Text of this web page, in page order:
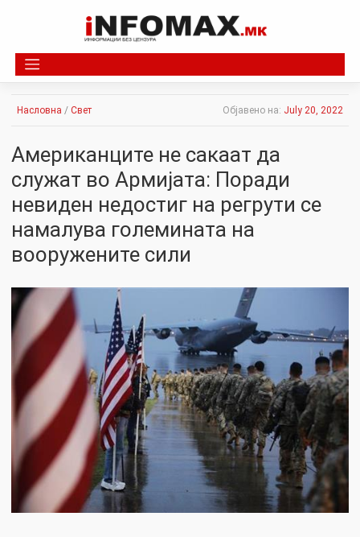
Насловна / Свет Објавено на: July 20, 2022
Американците не сакаат да
служат во Армијата: Поради
невиден недостиг на регрути се
намалува големината на
вооружените сили